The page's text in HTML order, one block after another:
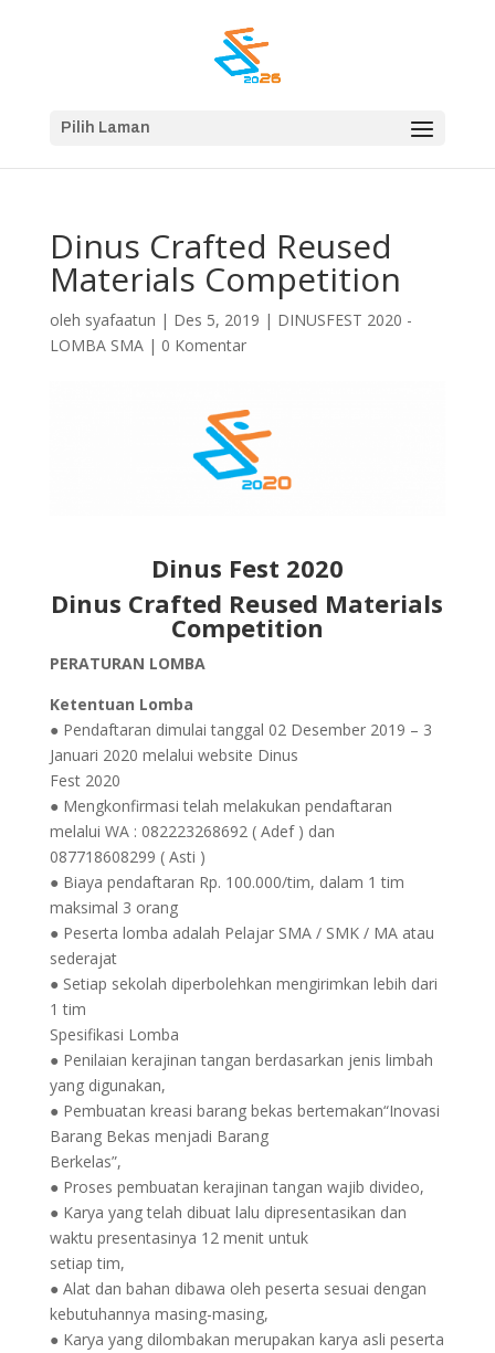
Pilih Laman
Dinus Crafted Reused
Materials Competition
oleh syafaatun | Des 5, 2019 | DINUSFEST 2020 -
LOMBA SMA| 0 Komentar
Dinus Fest 2020
Dinus Crafted Reused Materials
Competition
PERATURAN LOMBA
Ketentuan Lomba
● Pendaftaran dimulai tanggal 02 Desember 2019 – 3
Januari 2020 melalui website Dinus
Fest 2020
● Mengkonfirmasi telah melakukan pendaftaran
melalui WA : 082223268692 ( Adef ) dan
087718608299 ( Asti )
● Biaya pendaftaran Rp. 100.000/tim, dalam 1 tim
maksimal 3 orang
● Peserta lomba adalah Pelajar SMA / SMK / MA atau
sederajat
● Setiap sekolah diperbolehkan mengirimkan lebih dari
1 tim
Spesifikasi Lomba
● Penilaian kerajinan tangan berdasarkan jenis limbah
yang digunakan,
● Pembuatan kreasi barang bekas bertemakan“Inovasi
Barang Bekas menjadi Barang
Berkelas”,
● Proses pembuatan kerajinan tangan wajib divideo,
● Karya yang telah dibuat lalu dipresentasikan dan
waktu presentasinya 12 menit untuk
setiap tim,
● Alat dan bahan dibawa oleh peserta sesuai dengan
kebutuhannya masing-masing,
● Karya yang dilombakan merupakan karya asli peserta